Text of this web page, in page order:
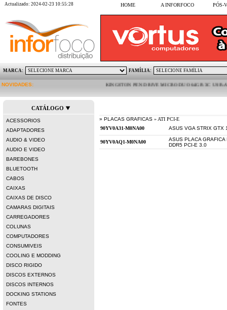
Actualizado: 2024-02-23 10:55:28 HOME A INFORFOCO PÓS-
MARCA: FAMÍLIA:
NOVIDADES: KINGSTON PEN DRIVE MICRO DUO 64GB 3C USB-A
CATÁLOGO
ACESSORIOS
ADAPTADORES
AUDIO & VIDEO
AUDIO E VIDEO
BAREBONES
BLUETOOTH
CABOS
CAIXAS
CAIXAS DE DISCO
CAMARAS DIGITAIS
CARREGADORES
COLUNAS
COMPUTADORES
CONSUMIVEIS
COOLING E MODDING
DISCO RIGIDO
DISCOS EXTERNOS
DISCOS INTERNOS
DOCKING STATIONS
FONTES
» PLACAS GRAFICAS » ATI PCI-E
ASUS VGA STRIX GTX
ASUS PLACA
DDR5 PCI-E 3.0